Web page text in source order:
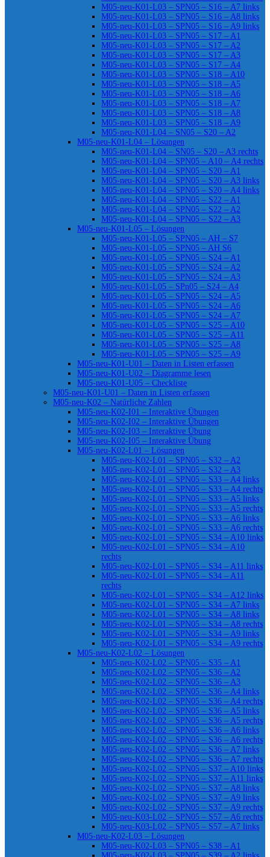
M05-neu-K01-L03 – SPN05 – S16 – A7 links
M05-neu-K01-L03 – SPN05 – S16 – A8 links
M05-neu-K01-L03 – SPN05 – S16 – A9 links
M05-neu-K01-L03 – SPN05 – S17 – A1
M05-neu-K01-L03 – SPN05 – S17 – A2
M05-neu-K01-L03 – SPN05 – S17 – A3
M05-neu-K01-L03 – SPN05 – S17 – A4
M05-neu-K01-L03 – SPN05 – S18 – A10
M05-neu-K01-L03 – SPN05 – S18 – A5
M05-neu-K01-L03 – SPN05 – S18 – A6
M05-neu-K01-L03 – SPN05 – S18 – A7
M05-neu-K01-L03 – SPN05 – S18 – A8
M05-neu-K01-L03 – SPN05 – S18 – A9
M05-neu-K01-L04 – SN05 – S20 – A2
M05-neu-K01-L04 – Lösungen
M05-neu-K01-L04 – SN05 – S20 – A3 rechts
M05-neu-K01-L04 – SPN05 – A10 – A4 rechts
M05-neu-K01-L04 – SPN05 – S20 – A1
M05-neu-K01-L04 – SPN05 – S20 – A3 links
M05-neu-K01-L04 – SPN05 – S20 – A4 links
M05-neu-K01-L04 – SPN05 – S22 – A1
M05-neu-K01-L04 – SPN05 – S22 – A2
M05-neu-K01-L04 – SPN05 – S22 – A3
M05-neu-K01-L05 – Lösungen
M05-neu-K01-L05 – SPN05 – AH – S7
M05-neu-K01-L05 – SPN05 – AH S6
M05-neu-K01-L05 – SPN05 – S24 – A1
M05-neu-K01-L05 – SPN05 – S24 – A2
M05-neu-K01-L05 – SPN05 – S24 – A3
M05-neu-K01-L05 – SPn05 – S24 – A4
M05-neu-K01-L05 – SPN05 – S24 – A5
M05-neu-K01-L05 – SPN05 – S24 – A6
M05-neu-K01-L05 – SPN05 – S24 – A7
M05-neu-K01-L05 – SPN05 – S25 – A10
M05-neu-K01-L05 – SPN05 – S25 – A11
M05-neu-K01-L05 – SPN05 – S25 – A8
M05-neu-K01-L05 – SPN05 – S25 – A9
M05-neu-K01-U01 – Daten in Listen erfassen
M05-neu-K01-U02 – Diagramme lesen
M05-neu-K01-U05 – Checkliste
M05-neu-K01-U01 – Daten in Listen erfassen
M05-neu-K02 – Natürliche Zahlen
M05-neu-K02-I01 – Interaktive Übungen
M05-neu-K02-I02 – Interaktive Übungen
M05-neu-K02-I03 – Interaktive Übung
M05-neu-K02-I05 – Interaktive Übung
M05-neu-K02-L01 – Lösungen
M05-neu-K02-L01 – SPN05 – S32 – A2
M05-neu-K02-L01 – SPN05 – S32 – A3
M05-neu-K02-L01 – SPN05 – S33 – A4 links
M05-neu-K02-L01 – SPN05 – S33 – A4 rechts
M05-neu-K02-L01 – SPN05 – S33 – A5 links
M05-neu-K02-L01 – SPN05 – S33 – A5 rechts
M05-neu-K02-L01 – SPN05 – S33 – A6 links
M05-neu-K02-L01 – SPN05 – S33 – A6 rechts
M05-neu-K02-L01 – SPN05 – S34 – A10 links
M05-neu-K02-L01 – SPN05 – S34 – A10
rechts
M05-neu-K02-L01 – SPN05 – S34 – A11 links
M05-neu-K02-L01 – SPN05 – S34 – A11
rechts
M05-neu-K02-L01 – SPN05 – S34 – A12 links
M05-neu-K02-L01 – SPN05 – S34 – A7 links
M05-neu-K02-L01 – SPN05 – S34 – A8 links
M05-neu-K02-L01 – SPN05 – S34 – A8 rechts
M05-neu-K02-L01 – SPN05 – S34 – A9 links
M05-neu-K02-L01 – SPN05 – S34 – A9 rechts
M05-neu-K02-L02 – Lösungen
M05-neu-K02-L02 – SPN05 – S35 – A1
M05-neu-K02-L02 – SPN05 – S36 – A2
M05-neu-K02-L02 – SPN05 – S36 – A3
M05-neu-K02-L02 – SPN05 – S36 – A4 links
M05-neu-K02-L02 – SPN05 – S36 – A4 rechts
M05-neu-K02-L02 – SPN05 – S36 – A5 links
M05-neu-K02-L02 – SPN05 – S36 – A5 rechts
M05-neu-K02-L02 – SPN05 – S36 – A6 links
M05-neu-K02-L02 – SPN05 – S36 – A6 rechts
M05-neu-K02-L02 – SPN05 – S36 – A7 links
M05-neu-K02-L02 – SPN05 – S36 – A7 rechts
M05-neu-K02-L02 – SPN05 – S37 – A10 links
M05-neu-K02-L02 – SPN05 – S37 – A11 links
M05-neu-K02-L02 – SPN05 – S37 – A8 links
M05-neu-K02-L02 – SPN05 – S37 – A9 links
M05-neu-K02-L02 – SPN05 – S37 – A9 rechts
M05-neu-K03-L02 – SPN05 – S57 – A6 rechts
M05-neu-K03-L02 – SPN05 – S57 – A7 links
M05-neu-K02-L03 – Lösungen
M05-neu-K02-L03 – SPN05 – S38 – A1